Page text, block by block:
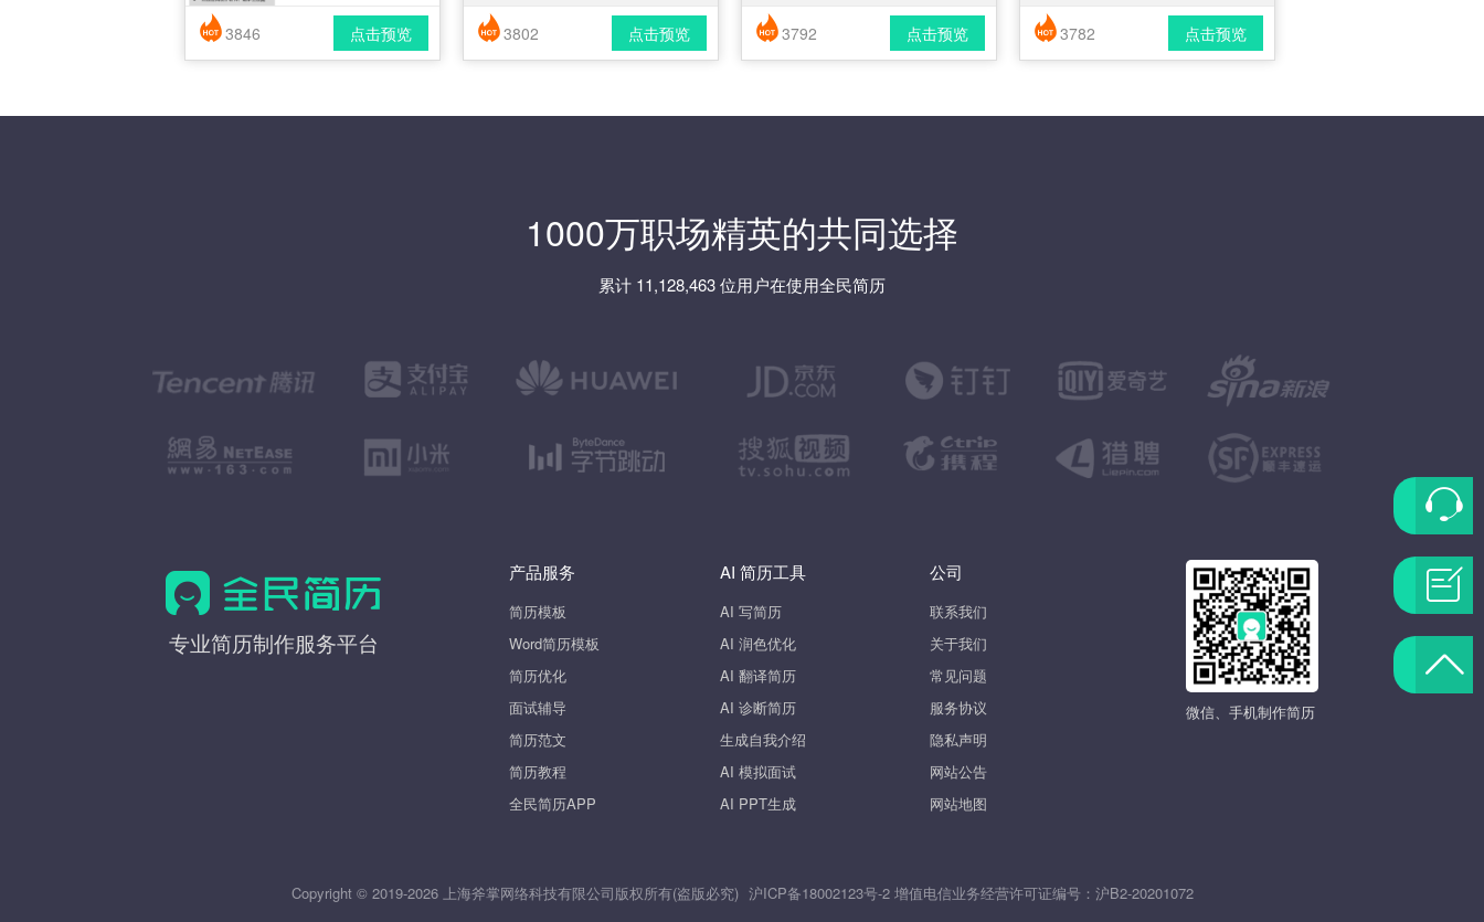
简历风格： 时尚 / 简洁 / 应届生
点击预览
3846
简历风格： 时尚 / 简洁 / 应届生
点击预览
3802
简历风格： 时尚 / 简洁 / 应届生
点击预览
3792
简历风格： 时尚 / 简洁 / 应届生
点击预览
3782
1000万职场精英的共同选择
累计 11,128,463 位用户在使用全民简历
全
专业简历制作服务平台
产品服务
简历模板
Word简历模板
简历优化
面试辅导
简历范文
简历教程
全民简历APP
AI 简历工具
AI 写简历
AI 润色优化
AI 翻译简历
AI 诊断简历
生成自我介绍
AI 模拟面试
AI PPT生成
公司
联系我们
关于我们
常见问题
服务协议
隐私声明
网站公告
网站地图
微信、手机制作简历
Copyright © 2019-2026 上海斧掌网络科技有限公司版权所有(盗版必究) 沪ICP备18002123号-2增值电信业务经营许可证编号： 沪B2-20201072
联
系
客
服
题
反
返